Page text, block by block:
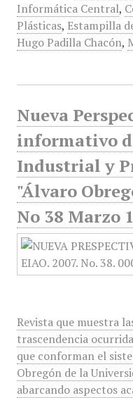
Informática Central,
Plásticas, Estampilla
Hugo Padilla Chacón,
Nueva
informativo
Industrial y
"Álvaro
No 38 Marzo 1
Revista que muestra
trascendencia
que conforman el
Obregón de la
abarcando aspectos